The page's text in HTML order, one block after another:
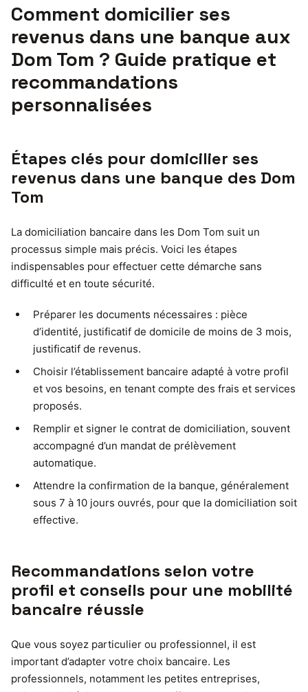
Comment domicilier ses
revenus dans une banque aux
Dom Tom ? Guide pratique et
recommandations
personnalisées
Étapes clés pour domicilier ses
revenus dans une banque des Dom
Tom
La domiciliation bancaire dans les Dom Tom suit un
processus simple mais précis. Voici les étapes
indispensables pour effectuer cette démarche sans
difficulté et en toute sécurité.
Préparer les documents nécessaires : pièce
d’identité, justificatif de domicile de moins de 3 mois,
justificatif de revenus.
Choisir l’établissement bancaire adapté à votre profil
et vos besoins, en tenant compte des frais et services
proposés.
Remplir et signer le contrat de domiciliation, souvent
accompagné d’un mandat de prélèvement
automatique.
Attendre la confirmation de la banque, généralement
sous 7 à 10 jours ouvrés, pour que la domiciliation soit
effective.
Recommandations selon votre
profil et conseils pour une mobilité
bancaire réussie
Que vous soyez particulier ou professionnel, il est
important d’adapter votre choix bancaire. Les
professionnels, notamment les petites entreprises,